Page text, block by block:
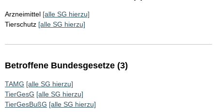
Arzneimittel [alle SG hierzu]
Tierschutz [alle SG hierzu]
Betroffene Bundesgesetze (3)
TAMG [alle SG hierzu]
TierGesG [alle SG hierzu]
TierGesBußG [alle SG hierzu]